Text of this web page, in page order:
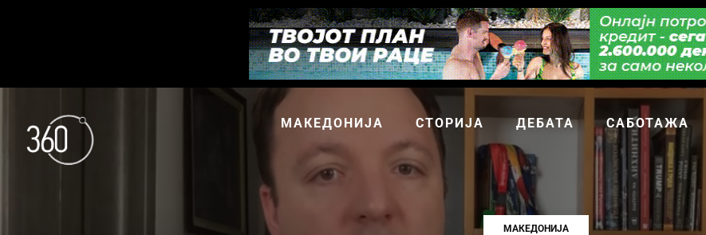
МАКЕДОНИЈА СТОРИЈА ДЕБАТА САБОТАЖА
МАКЕДОНИЈА